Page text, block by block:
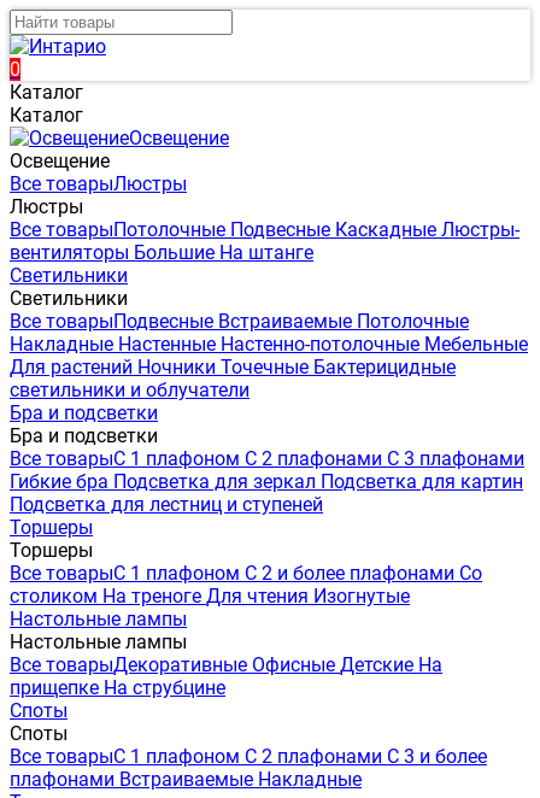
0
Каталог
Каталог
Освещение
Освещение
Все товарыЛюстры
Люстры
Все товарыПотолочные Подвесные Каскадные Люстры-
вентиляторы Большие На штанге
Светильники
Светильники
Все товарыПодвесные Встраиваемые Потолочные
Накладные Настенные Настенно-потолочные Мебельные
Для растений Ночники Точечные Бактерицидные
светильники и облучатели
Бра и подсветки
Бра и подсветки
Все товарыС 1 плафоном С 2 плафонами С 3 плафонами
Гибкие бра Подсветка для зеркал Подсветка для картин
Подсветка для лестниц и ступеней
Торшеры
Торшеры
Все товарыС 1 плафоном С 2 и более плафонами Со
столиком На треноге Для чтения Изогнутые
Настольные лампы
Настольные лампы
Все товарыДекоративные Офисные Детские На
прищепке На струбцине
Споты
Споты
Все товарыС 1 плафоном С 2 плафонами С 3 и более
плафонами Встраиваемые Накладные